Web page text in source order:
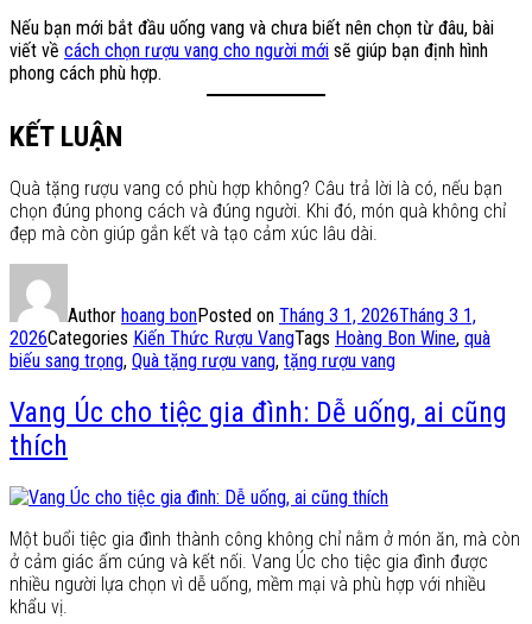
Nếu bạn mới bắt đầu uống vang và chưa biết nên chọn từ đâu, bài
viết về cách chọn rượu vang cho người mới sẽ giúp bạn định hình
phong cách phù hợp.
KẾT LUẬN
Quà tặng rượu vang có phù hợp không? Câu trả lời là có, nếu bạn
chọn đúng phong cách và đúng người. Khi đó, món quà không chỉ
đẹp mà còn giúp gắn kết và tạo cảm xúc lâu dài.
Author hoang bonPosted on Tháng 3 1, 2026Tháng 3 1,
2026Categories Kiến Thức Rượu VangTags Hoàng Bon Wine, quà
biếu sang trọng, Quà tặng rượu vang, tặng rượu vang
Vang Úc cho tiệc gia đình: Dễ uống, ai cũng
thích
Một buổi tiệc gia đình thành công không chỉ nằm ở món ăn, mà còn
ở cảm giác ấm cúng và kết nối. Vang Úc cho tiệc gia đình được
nhiều người lựa chọn vì dễ uống, mềm mại và phù hợp với nhiều
khẩu vị.